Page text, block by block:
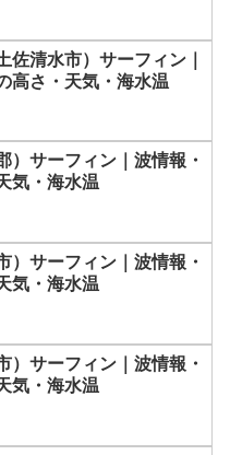
佐清水市）サーフィン｜
高さ・天気・海水温
）サーフィン｜波情報・
気・海水温
）サーフィン｜波情報・
気・海水温
）サーフィン｜波情報・
気・海水温